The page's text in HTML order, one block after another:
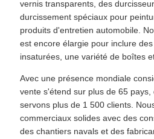
vernis transparents, des
durcissement spéciaux pour
produits d'entretien automobile.
est encore élargie pour inclure
insaturées, une variété de boîtes
Avec une présence mondiale
vente s'étend sur plus de 65 pays,
servons plus de 1 500 clients.
commerciaux solides avec des
des chantiers navals et des